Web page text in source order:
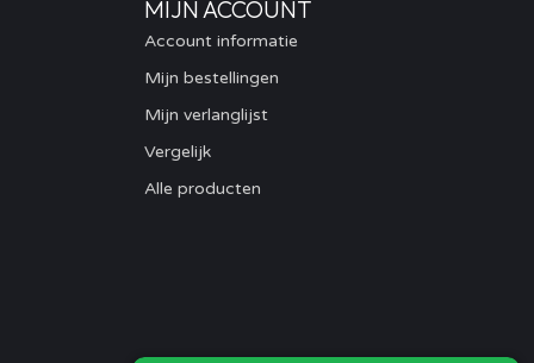
MIJN ACCOUNT
Account informatie
Mijn bestellingen
Mijn verlanglijst
Vergelijk
Alle producten